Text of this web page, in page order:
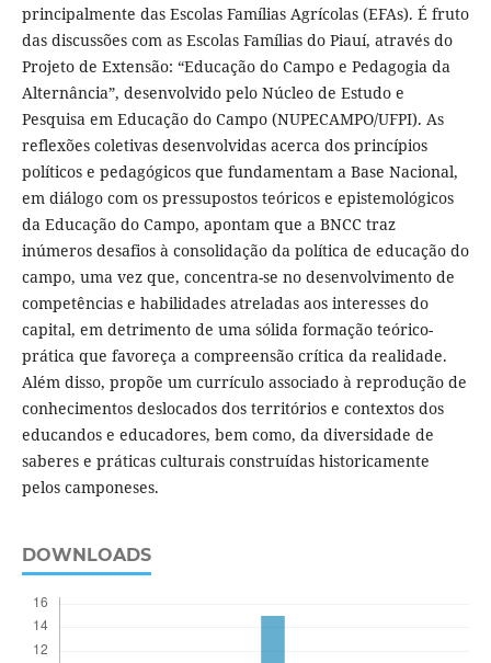
principalmente das Escolas Famílias Agrícolas (EFAs). É fruto
das discussões com as Escolas Famílias do Piauí, através do
Projeto de Extensão: “Educação do Campo e Pedagogia da
Alternância”, desenvolvido pelo Núcleo de Estudo e
Pesquisa em Educação do Campo (NUPECAMPO/UFPI). As
reflexões coletivas desenvolvidas acerca dos princípios
políticos e pedagógicos que fundamentam a Base Nacional,
em diálogo com os pressupostos teóricos e epistemológicos
da Educação do Campo, apontam que a BNCC traz
inúmeros desafios à consolidação da política de educação do
campo, uma vez que, concentra-se no desenvolvimento de
competências e habilidades atreladas aos interesses do
capital, em detrimento de uma sólida formação teórico-
prática que favoreça a compreensão crítica da realidade.
Além disso, propõe um currículo associado à reprodução de
conhecimentos deslocados dos territórios e contextos dos
educandos e educadores, bem como, da diversidade de
saberes e práticas culturais construídas historicamente
pelos camponeses.
DOWNLOADS